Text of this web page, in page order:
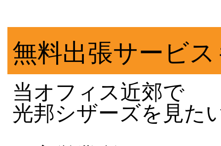
無料出張サービ
当オフィス近郊で
光邦シザーズを見た